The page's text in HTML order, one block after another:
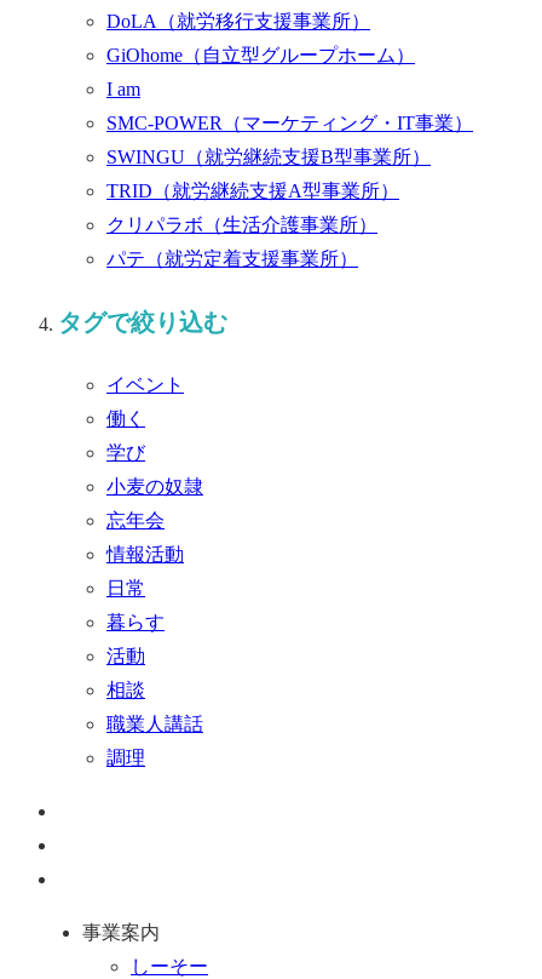
DoLA （就労移行支援事業所）
GiOhome （自立型グループホーム）
I am
SMC-POWER （マーケティング・IT事業）
SWINGU （就労継続支援B型事業所）
TRID （就労継続支援A型事業所）
クリパラボ （生活介護事業所）
パテ （就労定着支援事業所）
タグで絞り込む
イベント
働く
学び
小麦の奴隷
忘年会
情報活動
日常
暮らす
活動
相談
職業人講話
調理
事業案内
しーそー